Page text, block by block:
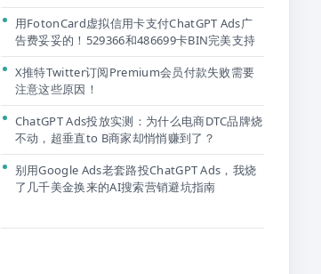
用FotonCard虚拟信用卡支付ChatGPT Ads广
告费妥妥的！529366和486699卡BIN完美支持
X推特Twitter订阅Premium会员付款失败需要
注意这些原因！
ChatGPT Ads投放实测：为什么电商DTC品牌烧
不动，超垂直to B商家却悄悄赚到了？
别用Google Ads老套路投ChatGPT Ads，我烧
了几千美金换来的AI搜索营销避坑指南